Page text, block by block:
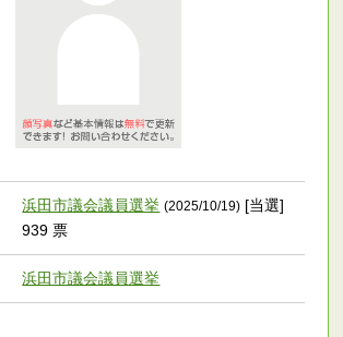
浜田市議会議員選挙 (2025/10/19) [当選]
939 票
浜田市議会議員選挙